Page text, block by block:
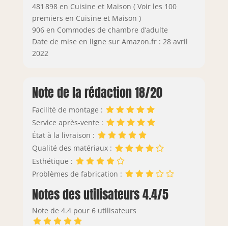
481 898 en Cuisine et Maison ( Voir les 100
premiers en Cuisine et Maison )
906 en Commodes de chambre d’adulte
Date de mise en ligne sur Amazon.fr : 28 avril
2022
Note de la rédaction 18/20
Facilité de montage :
Service après-vente :
État à la livraison :
Qualité des matériaux :
Esthétique :
Problèmes de fabrication :
Notes des utilisateurs 4.4/5
Note de 4.4 pour 6 utilisateurs